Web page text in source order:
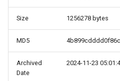
Size 1256278 bytes
MD5
Archived
Date
2024-11-23